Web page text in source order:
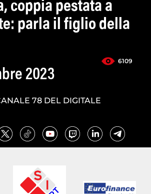
coppia pestata a
parla il figlio della
6109
2023
78 DEL DIGITALE